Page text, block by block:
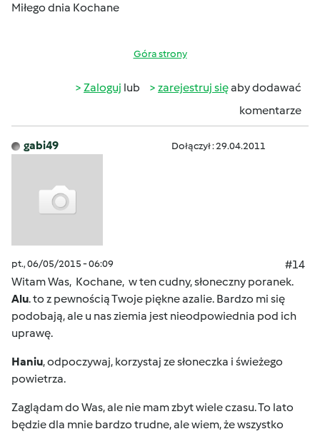
Miłego dnia Kochane
Góra strony
Zaloguj lub zarejestruj sięaby dodawać
komentarze
gabi49 Dołączył : 29.04.2011
pt., 06/05/2015 - 06:09
#14
Witam Was, Kochane, w ten cudny, słoneczny poranek.
Alu. to z pewnością Twoje piękne azalie. Bardzo mi się
podobają, ale u nas ziemia jest nieodpowiednia pod ich
uprawę.
Haniu, odpoczywaj, korzystaj ze słoneczka i świeżego
powietrza.
Zaglądam do Was, ale nie mam zbyt wiele czasu. To lato
będzie dla mnie bardzo trudne, ale wiem, że wszystko